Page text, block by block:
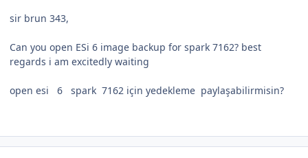
sir brun 343,
Can you open ESi 6 image backup for spark 7162? best
regards i am excitedly waiting
open esi 6 spark 7162 için yedekleme paylaşabilirmisin?